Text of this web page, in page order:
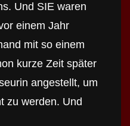
Und SIE waren
einem Jahr
mit so einem
kurze Zeit später
angestellt, um
zu werden. Und